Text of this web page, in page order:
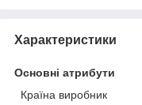
Характеристики
Основні атрибути
Країна виробник